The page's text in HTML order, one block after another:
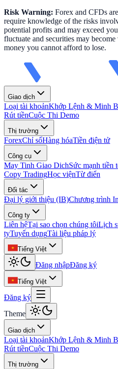
Risk Warning: Forex and CFDs
require knowledge of the risks
potential profits and may exceed
fluctuate and securities may
money you cannot afford to lose.
Giao dịch
Loại tài khoảnKhớp Lệnh & Minh
Rút tiềnCuộc Thi Demo
Thị trường
ForexChỉ sốHàng hóaTiền điện tử
Công cụ
May Tinh Giao DichSức mạnh tiền
Copy TradingHọc việnTừ điển
Đối tác
Đại lý giới thiệu (IB)Chương trình
Công ty
Liên hệTại sao chọn chúng tôiLịch
tyTuyển dụngTài liệu pháp lý
Tiếng Việt
Đăng nhậpĐăng ký
Tiếng Việt
Đăng ký
Theme
Giao dịch
Loại tài khoảnKhớp Lệnh & Minh
Rút tiềnCuộc Thi Demo
Thị trường